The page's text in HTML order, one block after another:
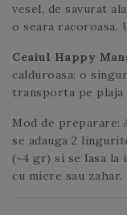
vesel, de savurat
o seara racoroasa.
Ceaiul Happy
calduroasa: o
transporta pe
Mod de preparare:
se adauga 2
(~4 gr) si se lasa la
cu miere sau zahar.